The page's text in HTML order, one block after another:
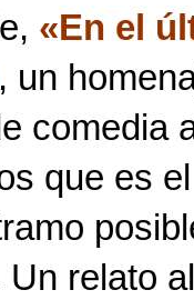
«En el
, un
comedia
que es el
Un relato al